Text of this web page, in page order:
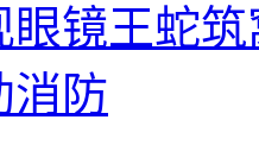
眼镜王蛇
消防